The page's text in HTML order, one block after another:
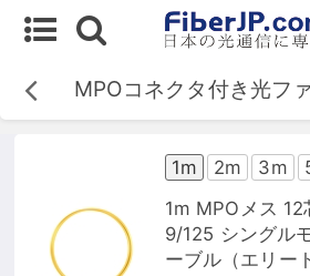
MPOコネクタ付き光フ
1m 2m 3m
1m MPOメス 12
9/125 シングル
ーブル（エリー